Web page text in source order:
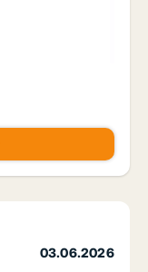
03.06.2026